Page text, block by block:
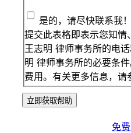
是的，请尽快联系我！
提交此表格即表示您知情
王志明 律师事务所的电
明 律师事务所的必要条
费用。有关更多信息，请
立即获取帮助
免